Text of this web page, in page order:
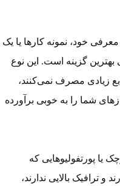
خود، نمونه کارها یا یک
بهترین گزینه است. این نوع
زیادی مصرف نمی‌کنند،
شما را به خوبی برآورده
پورتفولیوهایی که
ترافیک بالایی ندارند،